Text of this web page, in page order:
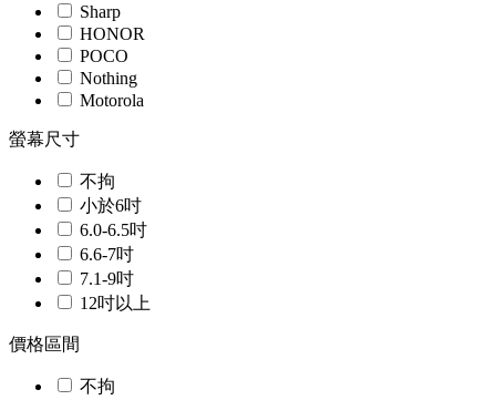
Sharp
HONOR
POCO
Nothing
Motorola
螢幕尺寸
不拘
小於6吋
6.0-6.5吋
6.6-7吋
7.1-9吋
12吋以上
價格區間
不拘